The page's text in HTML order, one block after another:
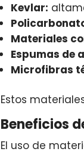
Kevlar:
Materiales
Espumas de
Microfibras
Estos
Beneficios
El uso de